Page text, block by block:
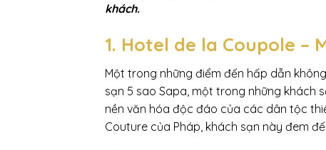
khách.
1. Hotel de la Coupole –
Một trong những điểm đến hấp dẫn
sạn 5 sao Sapa, một trong những khách
nền văn hóa độc đáo của các dân tộc
Couture của Pháp, khách sạn này đem